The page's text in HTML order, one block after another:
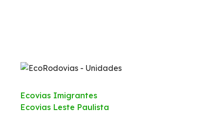
Ecovias Imigrantes
Ecovias Leste Paulista